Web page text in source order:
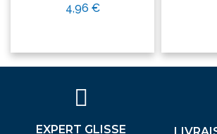
4,96 €
EXPERT GLISSE